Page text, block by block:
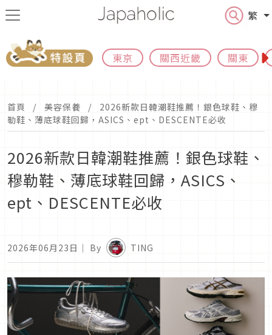
繁
東京 關西近畿 關東
首頁 美容保養
2026新款日韓潮鞋推薦！銀色球鞋、穆
勒鞋、薄底球鞋回歸，ASICS、ept、DESCENTE必收
2026新款日韓潮鞋推薦！銀色球鞋、
穆勒鞋、薄底球鞋回歸，ASICS、
ept、DESCENTE必收
2026年06月23日 ｜ By TING